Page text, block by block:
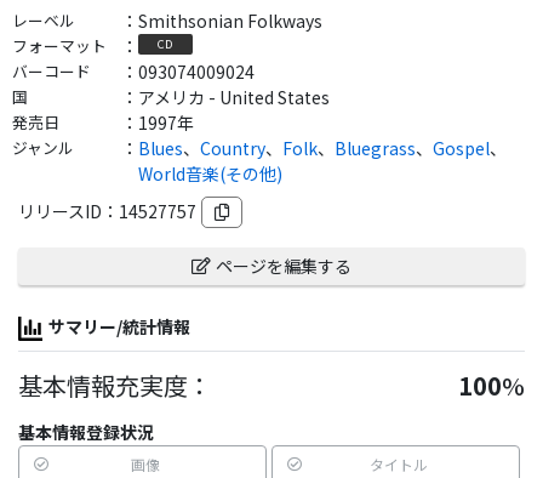
レーベル ： Smithsonian Folkways
フォーマット ： CD
バーコード ： 093074009024
国 ： アメリカ - United States
発売日 ： 1997年
ジャンル ： Blues、 Country、 Folk、 Bluegrass、 Gospel、
World音楽(その他)
リリースID： 14527757
ページを編集する
サマリー/統計情報
基本情報充実度： 100%
基本情報登録状況
画像 タイトル